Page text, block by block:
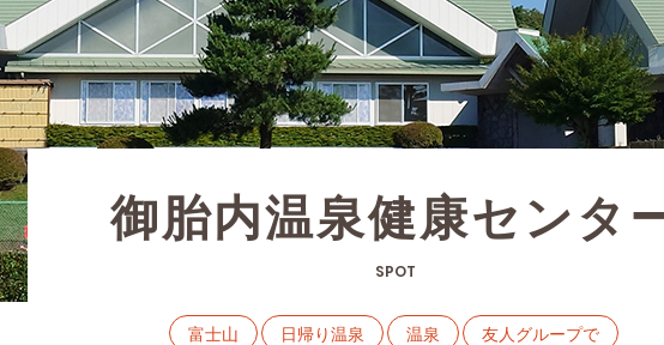
御胎内温泉健康センタ
SPOT
富士山 日帰り温泉 温泉 友人グループで